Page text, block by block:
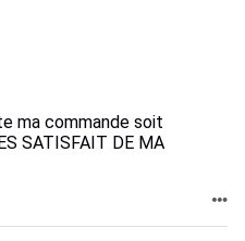
ma commande soit
SATISFAIT DE MA